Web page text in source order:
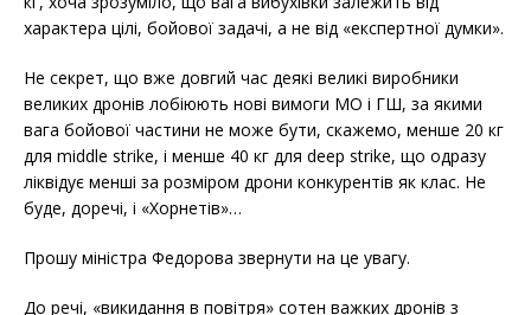
характера цілі, бойової задачі, а не від «експертної думки».
Не секрет, що вже довгий час деякі великі виробники
великих дронів лобіюють нові вимоги МО і ГШ, за якими
вага бойової частини не може бути, скажемо, менше 20 кг
для middle strike, і менше 40 кг для deep strike, що одразу
ліквідує менші за розміром дрони конкурентів як клас. Не
буде, доречі, і «Хорнетів»…
Прошу міністра Федорова звернути на це увагу.
До речі, «викидання в повітря» сотен важких дронів з